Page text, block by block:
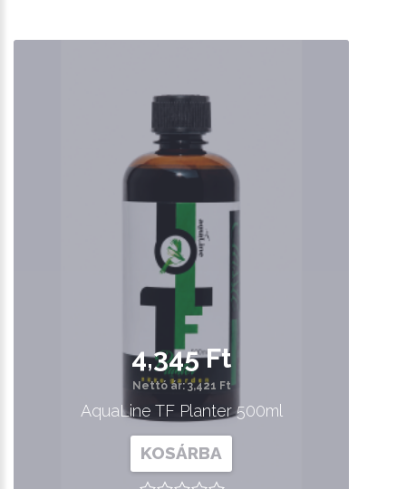
4,345 Ft
Nettó ár: 3,421 Ft
AquaLine TF Planter 500ml
KOSÁRBA